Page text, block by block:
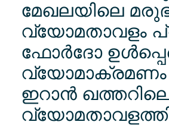
മേഖലയിലെ
വ്യോമതാവളം
ഫോര്‍ദോ
വ്യോമാക്രമണം
ഇറാന്‍